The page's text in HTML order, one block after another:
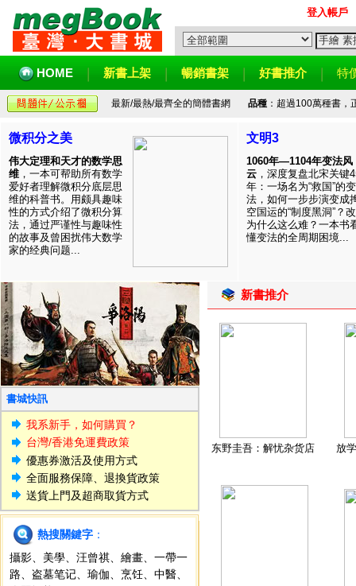
登入帳戶
HOME 新書上架 暢銷書架 好書推介 特
最新/最熱/最齊全的簡體書網 品種：超過100萬種書，
微积分之美
伟大定理和天才的数学思
维 ，一本可帮助所有数学
爱好者理解微积分底层思
维的科普书。用颇具趣味
性的方式介绍了微积分算
法，通过严谨性与趣味性
的故事及曾困扰伟大数学
家的经典问题...
文明3
1060年—1104年变法风
云 ，深度复盘北宋关键
年：一场名为“救国”的变
法，如何一步步演变成
空国运的“制度黑洞”？
为什么这么难？一本书
懂变法的全周期困境...
書城快訊
我系新手，如何購買？
台灣/香港免運費政策
優惠券激活及使用方式
全面服務保障、退換貨政策
送貨上門及超商取貨方式
熱搜關鍵字 ：
攝影
美學 汪曾祺 繪畫
一帶一
路
盗墓笔记 瑜伽 烹饪 中醫
新書推介
东野圭吾：解忧杂货店 放